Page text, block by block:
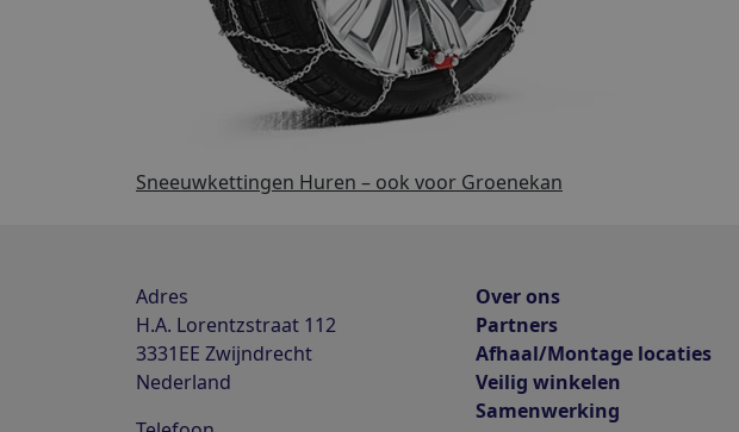
Sneeuwkettingen Huren – ook voor Groenekan
Adres
H.A. Lorentzstraat 112
3331EE Zwijndrecht
Nederland
Over ons
Partners
Afhaal/Montage locaties
Veilig winkelen
Samenwerking